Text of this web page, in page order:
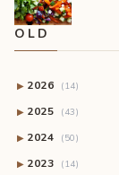
OLD
▶ 2026 (14)
▶ 2025 (43)
▶ 2024 (50)
▶ 2023 (14)